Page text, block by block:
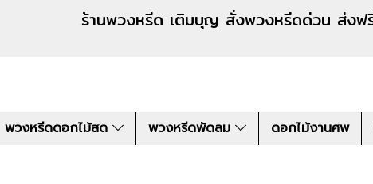
มบุญ สั่งพวงหรีดด่วน ส่งฟรี
พวงหรีดดอกไม้สด พวงหรีดพัดลม ดอกไม้งานศพ